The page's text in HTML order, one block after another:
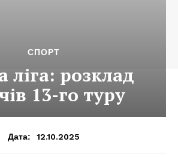
СПОРТ
ліга: розклад
13-го туру
Дата: 12.10.2025